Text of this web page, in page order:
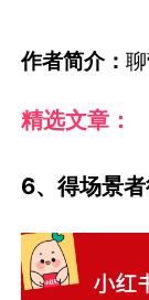
作者简介：
精选文章：
6、得场景